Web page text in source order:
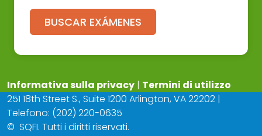
BUSCAR EXÁMENES
Informativa sulla privacy | Termini di utilizzo
251 18th Street S., Suite 1200 Arlington, VA 22202 |
Telefono: (202) 220-0635
© SQFI. Tutti i diritti riservati.